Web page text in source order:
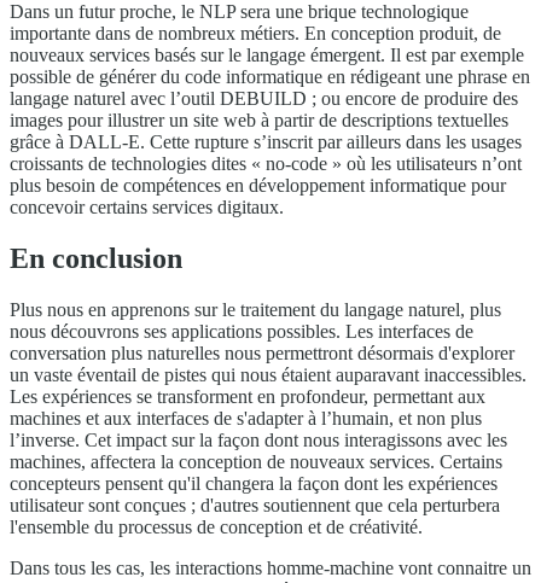
Dans un futur proche, le NLP sera une brique technologique
importante dans de nombreux métiers. En conception produit, de
nouveaux services basés sur le langage émergent. Il est par exemple
possible de générer du code informatique en rédigeant une phrase en
langage naturel avec l’outil DEBUILD ; ou encore de produire des
images pour illustrer un site web à partir de descriptions textuelles
grâce à DALL-E. Cette rupture s’inscrit par ailleurs dans les usages
croissants de technologies dites « no-code » où les utilisateurs n’ont
plus besoin de compétences en développement informatique pour
concevoir certains services digitaux.
En conclusion
Plus nous en apprenons sur le traitement du langage naturel, plus
nous découvrons ses applications possibles. Les interfaces de
conversation plus naturelles nous permettront désormais d'explorer
un vaste éventail de pistes qui nous étaient auparavant inaccessibles.
Les expériences se transforment en profondeur, permettant aux
machines et aux interfaces de s'adapter à l’humain, et non plus
l’inverse. Cet impact sur la façon dont nous interagissons avec les
machines, affectera la conception de nouveaux services. Certains
concepteurs pensent qu'il changera la façon dont les expériences
utilisateur sont conçues ; d'autres soutiennent que cela perturbera
l'ensemble du processus de conception et de créativité.
Dans tous les cas, les interactions homme-machine vont connaitre un